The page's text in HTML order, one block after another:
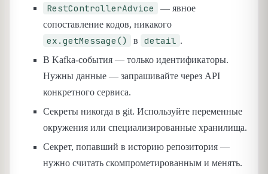
RestControllerAdvice
— явное
сопоставление кодов, никакого
ex.getMessage() в detail .
В Kafka-события — только идентификаторы.
Нужны данные — запрашивайте через API
конкретного сервиса.
Секреты никогда в git. Используйте переменные
окружения или специализированные хранилища.
Секрет, попавший в историю репозитория —
нужно считать скомпрометированным и менять.